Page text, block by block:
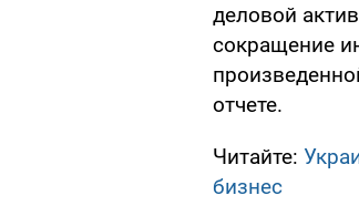
деловой
сокращение
отчете.
Читайте:
бизнес